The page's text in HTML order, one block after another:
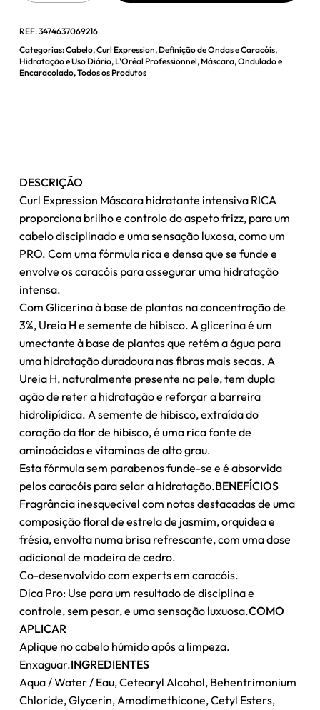
Nenhum produto no carrinho.
Go To Shop
REF:3474637069216
Categorias:Cabelo,Curl Expression,Definição de Ondas e Caracóis,
Hidratação e Uso Diário,L'Oréal Professionnel,Máscara,Ondulado e
Encaracolado,Todos os Produtos
DESCRIÇÃO
Curl Expression Máscara hidratante intensiva RICA
proporciona brilho e controlo do aspeto frizz, para um
cabelo disciplinado e uma sensação luxosa, como um
PRO. Com uma fórmula rica e densa que se funde e
envolve os caracóis para assegurar uma hidratação
intensa.
Com Glicerina à base de plantas na concentração de
3%, Ureia H e semente de hibisco. A glicerina é um
umectante à base de plantas que retém a água para
uma hidratação duradoura nas fibras mais secas. A
Ureia H, naturalmente presente na pele, tem dupla
ação de reter a hidratação e reforçar a barreira
hidrolipídica. A semente de hibisco, extraída do
coração da flor de hibisco, é uma rica fonte de
aminoácidos e vitaminas de alto grau.
Esta fórmula sem parabenos funde-se e é absorvida
pelos caracóis para selar a hidratação.BENEFÍCIOS
Fragrância inesquecível com notas destacadas de uma
composição floral de estrela de jasmim, orquídea e
frésia, envolta numa brisa refrescante, com uma dose
adicional de madeira de cedro.
Co-desenvolvido com experts em caracóis.
Dica Pro: Use para um resultado de disciplina e
controle, sem pesar, e uma sensação luxuosa.COMO
APLICAR
Aplique no cabelo húmido após a limpeza.
Enxaguar.INGREDIENTES
Aqua / Water / Eau, Cetearyl Alcohol, Behentrimonium
Chloride, Glycerin, Amodimethicone, Cetyl Esters,